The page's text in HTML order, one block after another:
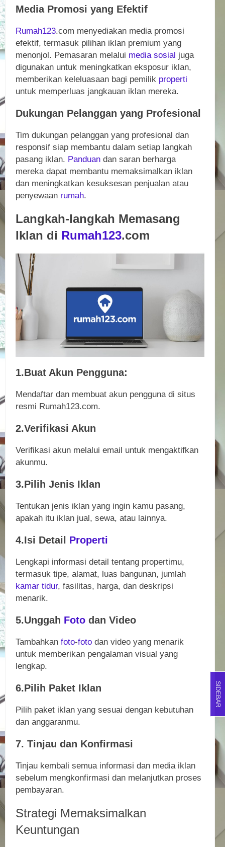
Media Promosi yang Efektif
Rumah123.com menyediakan media promosi
efektif, termasuk pilihan iklan premium yang
menonjol. Pemasaran melalui media sosial juga
digunakan untuk meningkatkan eksposur iklan,
memberikan keleluasaan bagi pemilik properti
untuk memperluas jangkauan iklan mereka.
Dukungan Pelanggan yang Profesional
Tim dukungan pelanggan yang profesional dan
responsif siap membantu dalam setiap langkah
pasang iklan. Panduan dan saran berharga
mereka dapat membantu memaksimalkan iklan
dan meningkatkan kesuksesan penjualan atau
penyewaan rumah.
Langkah-langkah Memasang
Iklan di Rumah123.com
1.Buat Akun Pengguna:
Mendaftar dan membuat akun pengguna di situs
resmi Rumah123.com.
2.Verifikasi Akun
Verifikasi akun melalui email untuk mengaktifkan
akunmu.
3.Pilih Jenis Iklan
Tentukan jenis iklan yang ingin kamu pasang,
apakah itu iklan jual, sewa, atau lainnya.
4.Isi Detail Properti
Lengkapi informasi detail tentang propertimu,
termasuk tipe, alamat, luas bangunan, jumlah
kamar tidur, fasilitas, harga, dan deskripsi
menarik.
5.Unggah Foto dan Video
Tambahkan foto-foto dan video yang menarik
untuk memberikan pengalaman visual yang
lengkap.
6.Pilih Paket Iklan
Pilih paket iklan yang sesuai dengan kebutuhan
dan anggaranmu.
7. Tinjau dan Konfirmasi
Tinjau kembali semua informasi dan media iklan
sebelum mengkonfirmasi dan melanjutkan proses
pembayaran.
Strategi Memaksimalkan
Keuntungan
SIDEBAR